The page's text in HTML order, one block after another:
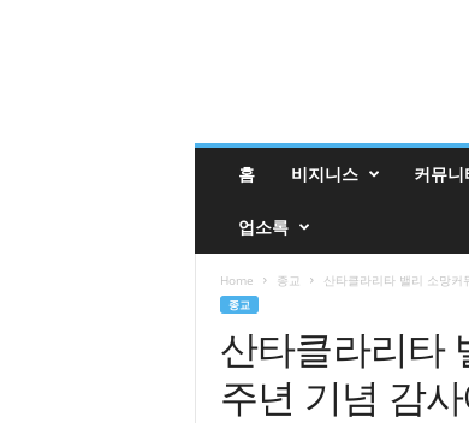
진
홈 비지니스 커뮤니
업소록
Home 종교 산타클라리타 밸리 소망
종교
산타클라리타
주년 기념 감